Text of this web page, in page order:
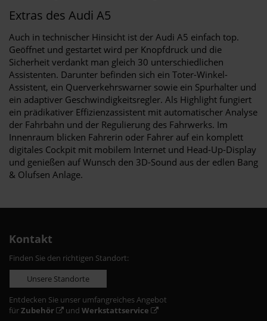
Extras des Audi A5
Auch in technischer Hinsicht ist der Audi A5 einfach top.
Geöffnet und gestartet wird per Knopfdruck und die
Sicherheit verdankt man gleich 30 unterschiedlichen
Assistenten. Darunter befinden sich ein Toter-Winkel-
Assistent, ein Querverkehrswarner sowie ein Spurhalter und
ein adaptiver Geschwindigkeitsregler. Als Highlight fungiert
ein prädikativer Effizienzassistent mit automatischer Analyse
der Fahrbahn und der Regulierung des Fahrwerks. Im
Innenraum blicken Fahrerin oder Fahrer auf ein komplett
digitales Cockpit mit mobilem Internet und Head-Up-Display
und genießen auf Wunsch den 3D-Sound aus der edlen Bang
& Olufsen Anlage.
Kontakt
Finden Sie den richtigen Standort:
Unsere Standorte
Entdecken Sie unser umfangreiches Angebot
fürZubehör und Werkstattservice